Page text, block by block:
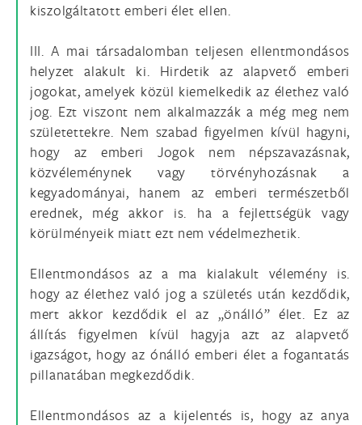
kiszolgáltatott emberi élet ellen.
III. A mai társadalomban teljesen ellentmondásos
helyzet alakult ki. Hirdetik az alapvető emberi
jogokat, amelyek közül kiemelkedik az élethez való
jog. Ezt viszont nem alkalmazzák a még meg nem
születettekre. Nem szabad figyelmen kívül hagyni,
hogy az emberi Jogok nem népszavazásnak,
közvéleménynek vagy törvényhozásnak a
kegyadományai, hanem az emberi természetből
erednek, még akkor is. ha a fejlettségük vagy
körülményeik miatt ezt nem védelmezhetik.
Ellentmondásos az a ma kialakult vélemény is.
hogy az élethez való jog a születés után kezdődik,
mert akkor kezdődik el az „önálló” élet. Ez az
állítás figyelmen kívül hagyja azt az alapvető
igazságot, hogy az ónálló emberi élet a fogantatás
pillanatában megkezdődik.
Ellentmondásos az a kijelentés is, hogy az anya